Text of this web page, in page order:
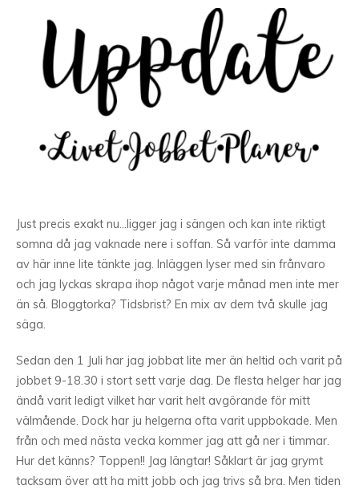
Just precis exakt nu…ligger jag i sängen och kan inte riktigt
somna då jag vaknade nere i soffan. Så varför inte damma
av här inne lite tänkte jag. Inläggen lyser med sin frånvaro
och jag lyckas skrapa ihop något varje månad men inte mer
än så. Bloggtorka? Tidsbrist? En mix av dem två skulle jag
säga.
Sedan den 1 Juli har jag jobbat lite mer än heltid och varit på
jobbet 9-18.30 i stort sett varje dag. De flesta helger har jag
ändå varit ledigt vilket har varit helt avgörande för mitt
välmående. Dock har ju helgerna ofta varit uppbokade. Men
från och med nästa vecka kommer jag att gå ner i timmar.
Hur det känns? Toppen!! Jag längtar! Såklart är jag grymt
tacksam över att ha mitt jobb och jag trivs så bra. Men tiden